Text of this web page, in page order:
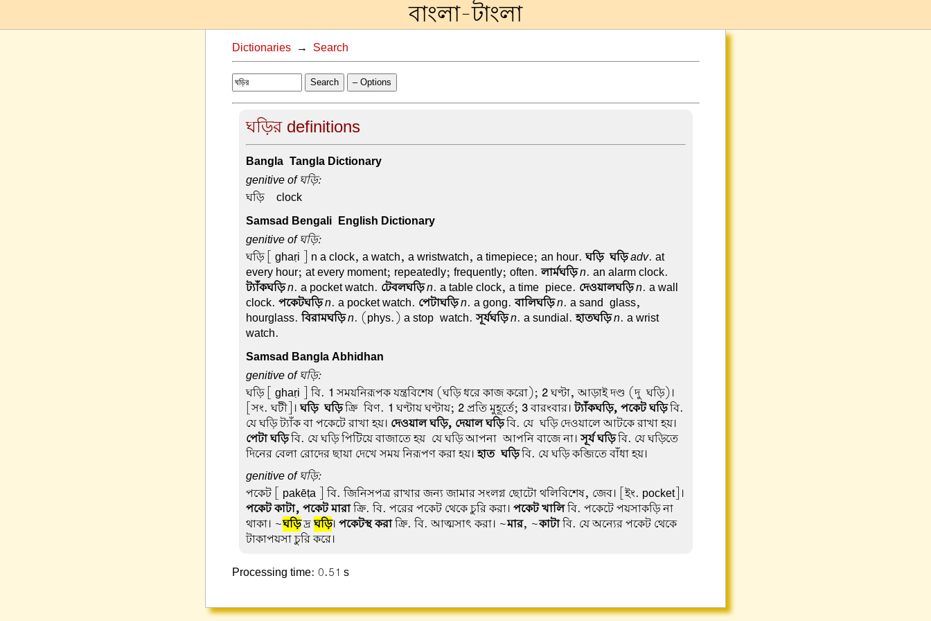
বাংলা-টাংলা
Dictionaries→ Search
Search – Options
ঘড়ির definitions
Bangla-Tangla Dictionary
genitive of ঘড়ি:
ঘড়ি – clock
Samsad Bengali-English Dictionary
genitive of ঘড়ি:
ঘড়ি[ ghaṛi ] n a clock, a watch, a wristwatch, a timepiece; an hour.ঘড়ি-ঘড়ি adv. at
every hour; at every moment; repeatedly; frequently; often.লার্মঘড়ি n. an alarm clock.
ট্যাঁকঘড়ি n. a pocket watch. টেবলঘড়ি n. a table clock, a time-piece. দেওয়ালঘড়ি n. a wall
clock. পকেটঘড়ি n. a pocket watch. পেটাঘড়ি n. a gong.বালিঘড়ি n. a sand-glass,
hourglass.বিরামঘড়ি n. (phys.) a stop-watch.সূর্যঘড়ি n. a sundial.হাতঘড়ি n. a wrist-
watch.
Samsad Bangla Abhidhan
genitive of ঘড়ি:
ঘড়ি[ ghaṛi ] বি. 1 সময়নিরূপক যন্ত্রবিশেষ (ঘড়ি ধরে কাজ করো); 2ঘণ্টা, আড়াই দণ্ড (দু-ঘড়ি)।
[সং. ঘটী]।ঘড়ি-ঘড়িক্রি-বিণ. 1 ঘণ্টায় ঘণ্টায়; 2প্রতি মুহূর্তে; 3বারংবার।ট্যাঁকঘড়ি, পকেট ঘড়িবি.
যে ঘড়ি ট্যাঁক বা পকেটে রাখা হয়। দেওয়াল ঘড়ি, দেয়াল ঘড়িবি. যে-ঘড়ি দেওয়ালে আটকে রাখা হয়।
পেটা ঘড়িবি. যে ঘড়ি পিটিয়ে বাজাতে হয়-যে ঘড়ি আপনা-আপনি বাজে না।সূর্য ঘড়িবি. যে ঘড়িতে
দিনের বেলা রোদের ছায়া দেখে সময় নিরূপণ করা হয়।হাত-ঘড়িবি. যে ঘড়ি কব্জিতে বাঁধা হয়।
genitive of ঘড়ি:
পকেট[ pakēṭa ] বি. জিনিসপত্র রাখার জন্য জামার সংলগ্ন ছোটো থলিবিশেষ, জেব। [ইং. pocket]।
পকেট কাটা, পকেট মারাক্রি. বি. পরের পকেট থেকে চুরি করা। পকেট খালিবি. পকেটে পয়সাকড়ি না
থাকা। ~ঘড়িদ্রঘড়ি। পকেটস্থ করাক্রি. বি. আত্মসাৎ করা। ~মার, ~কাটাবি. যে অন্যের পকেট থেকে
টাকাপয়সা চুরি করে।
Processing time: 0.51 s